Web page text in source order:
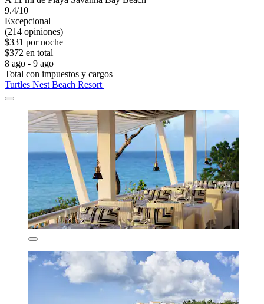
9.4/10
Excepcional
(214 opiniones)
$331 por noche
$372 en total
8 ago - 9 ago
Total con impuestos y cargos
Turtles Nest Beach Resort